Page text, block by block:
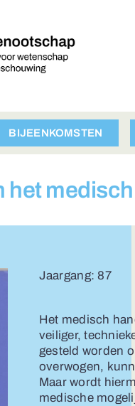
BIJEENKOMSTEN
het
Jaargang: 87
Het medisch
veiliger,
gesteld worden
overwogen,
Maar wordt
medische